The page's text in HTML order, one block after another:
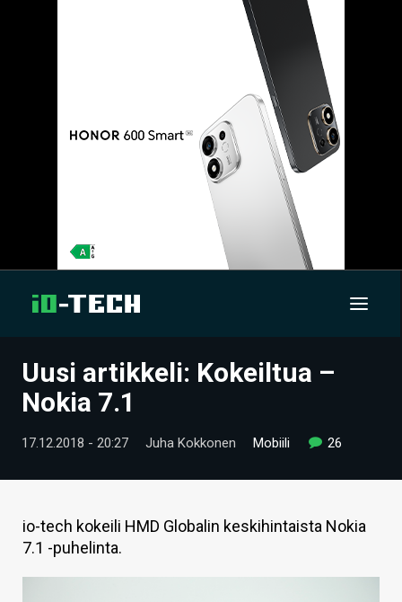
UUTISET
TIETOA
HINTA.FI
Uusi artikkeli: Kokeiltua –
Nokia 7.1
17.12.2018 - 20:27 Juha Kokkonen Mobiili 26
io-tech kokeili HMD Globalin keskihintaista Nokia
7.1 -puhelinta.